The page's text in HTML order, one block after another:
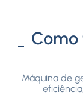
Máquina de